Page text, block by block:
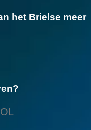
het Brielse meer